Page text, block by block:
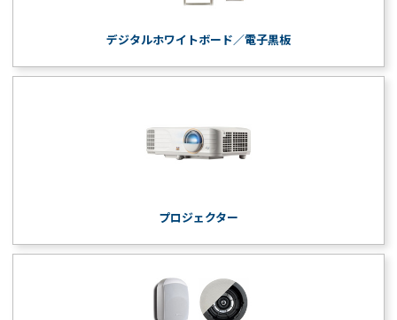
デジタルホワイトボード／電子黒板
プロジェクター